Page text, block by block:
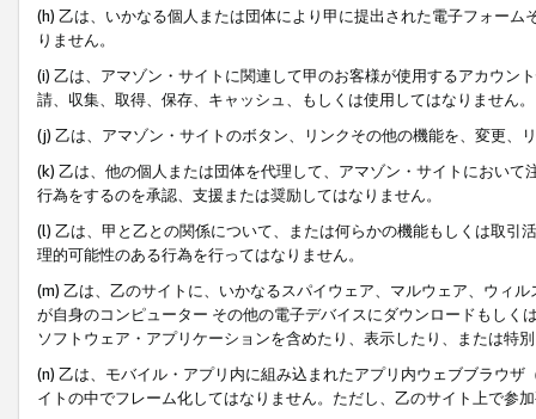
(h) 乙は、いかなる個人または団体により甲に提出された電子フォー
りません。
(i) 乙は、アマゾン・サイトに関連して甲のお客様が使用するアカウン
請、収集、取得、保存、キャッシュ、もしくは使用してはなりません。
(j) 乙は、アマゾン・サイトのボタン、リンクその他の機能を、変更、
(k) 乙は、他の個人または団体を代理して、アマゾン・サイトにおい
行為をするのを承認、支援または奨励してはなりません。
(l) 乙は、甲と乙との関係について、または何らかの機能もしくは取
理的可能性のある行為を行ってはなりません。
(m) 乙は、乙のサイトに、いかなるスパイウェア、マルウェア、ウィ
が自身のコンピューター その他の電子デバイスにダウンロードもし
ソフトウェア・アプリケーションを含めたり、表示したり、または特
(n) 乙は、モバイル・アプリ内に組み込まれたアプリ内ウェブブラウ
イトの中でフレーム化してはなりません。ただし、乙のサイト上で参